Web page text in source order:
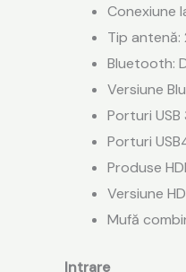
Conexiune
Tip antenă:
Bluetooth:
Versiune
Porturi USB
Porturi
Produse
Versiune
Mufă
Intrare